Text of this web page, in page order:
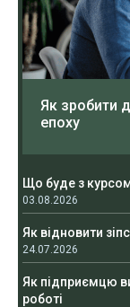
Як зробити
епоху
Що буде з
03.08.2026
Як відновити
24.07.2026
Як підприємцю
роботі